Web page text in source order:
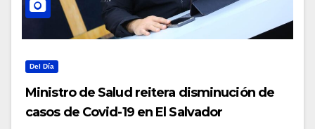
Del Día
Ministro de Salud reitera disminución de
casos de Covid-19 en El Salvador